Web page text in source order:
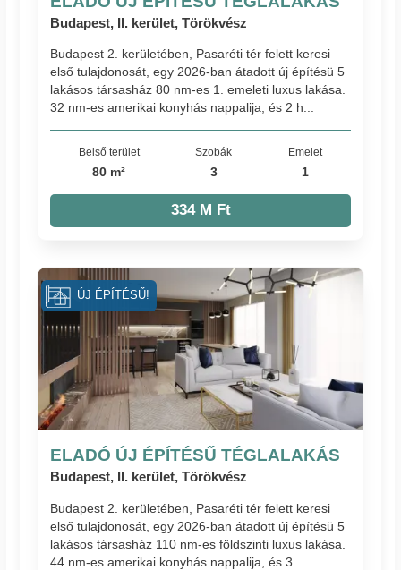
Budapest, II. kerület, Törökvész
Budapest 2. kerületében, Pasaréti tér felett keresi
első tulajdonosát, egy 2026-ban átadott új építésü 5
lakásos társasház 80 nm-es 1. emeleti luxus lakása.
32 nm-es amerikai konyhás nappalija, és 2 h...
Belső terület
80 m²
Szobák
3
Emelet
1
334 M Ft
ELADÓ ÚJ ÉPÍTÉSŰ TÉGLALAKÁS
Budapest, II. kerület, Törökvész
Budapest 2. kerületében, Pasaréti tér felett keresi
első tulajdonosát, egy 2026-ban átadott új építésü 5
lakásos társasház 110 nm-es földszinti luxus lakása.
44 nm-es amerikai konyhás nappalija, és 3 ...
ÚJ ÉPÍTÉSŰ!